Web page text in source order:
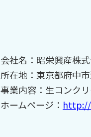
会社名：昭栄興産株
所在地：東京都府中
事業内容：生コンク
ホームページ： http://